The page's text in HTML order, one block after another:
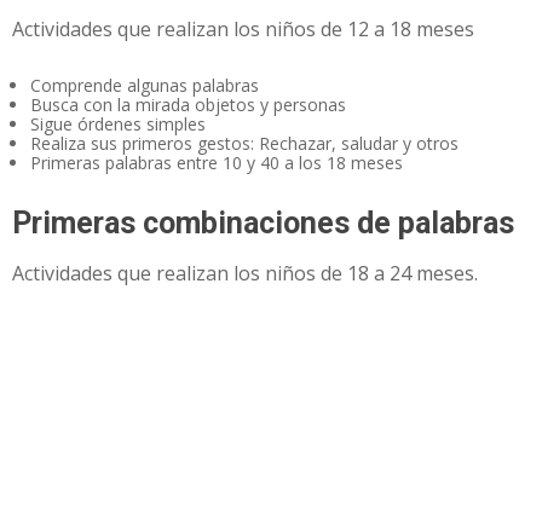
Actividades que realizan los niños de 12 a 18 meses
Comprende algunas palabras
Busca con la mirada objetos y personas
Sigue órdenes simples
Realiza sus primeros gestos: Rechazar, saludar y otros
Primeras palabras entre 10 y 40 a los 18 meses
Primeras combinaciones de palabras
Actividades que realizan los niños de 18 a 24 meses.